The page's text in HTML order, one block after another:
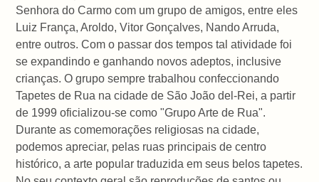
Senhora do Carmo com um grupo de amigos, entre eles
Luiz França, Aroldo, Vitor Gonçalves, Nando Arruda,
entre outros. Com o passar dos tempos tal atividade foi
se expandindo e ganhando novos adeptos, inclusive
crianças. O grupo sempre trabalhou confeccionando
Tapetes de Rua na cidade de São João del-Rei, a partir
de 1999 oficializou-se como "Grupo Arte de Rua".
Durante as comemorações religiosas na cidade,
podemos apreciar, pelas ruas principais de centro
histórico, a arte popular traduzida em seus belos tapetes.